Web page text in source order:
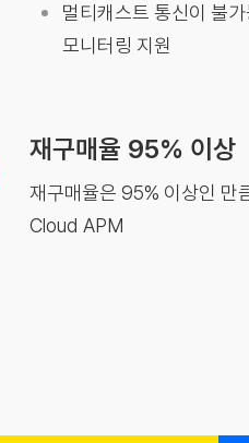
멀티캐스트 통신이 불
모니터링 지원
재구매율 95% 이상
재구매율은 95% 이상인 만
Cloud APM